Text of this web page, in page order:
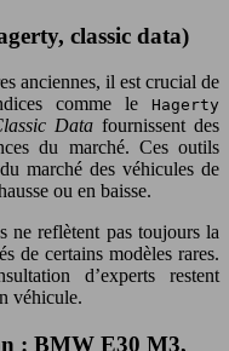
classic data)
anciennes, il est crucial de
comme le
Hagerty
Datafournissent des
du marché. Ces outils
marché des véhicules de
ou en baisse.
ne reflètent pas toujours la
de certains modèles rares.
d’experts restent
véhicule.
: BMW E30 M3,